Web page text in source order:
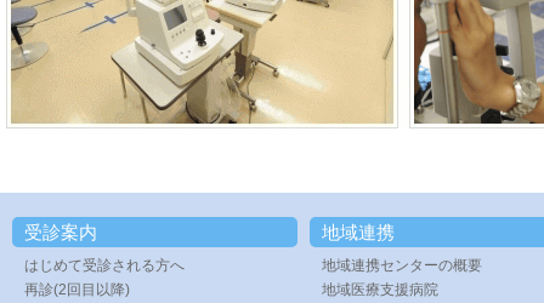
受診案内
はじめて受診される方へ
再診(2回目以降)
地域連携
地域連携センターの概要
地域医療支援病院